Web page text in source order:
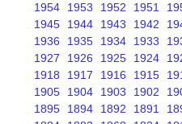
1954
1953 1952 1951
1945
1944 1943 1942
1936
1935 1934 1933
1927
1926 1925 1924
1918
1917 1916 1915
1905
1904 1903 1902
1895
1894 1892 1891